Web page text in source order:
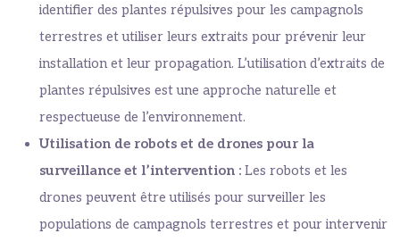
identifier des plantes répulsives pour les campagnols
terrestres et utiliser leurs extraits pour prévenir leur
installation et leur propagation. L’utilisation d’extraits de
plantes répulsives est une approche naturelle et
respectueuse de l’environnement.
Utilisation de robots et de drones pour la
surveillance et l’intervention : Les robots et les
drones peuvent être utilisés pour surveiller les
populations de campagnols terrestres et pour intervenir